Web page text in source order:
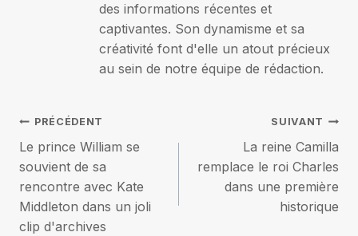
des informations récentes et
captivantes. Son dynamisme et sa
créativité font d'elle un atout précieux
au sein de notre équipe de rédaction.
Navigation
de
l’article
PRÉCÉDENT
Le prince William se
souvient de sa
rencontre avec Kate
Middleton dans un joli
clip d'archives
SUIVANT
La reine Camilla
remplace le roi Charles
dans une première
historique